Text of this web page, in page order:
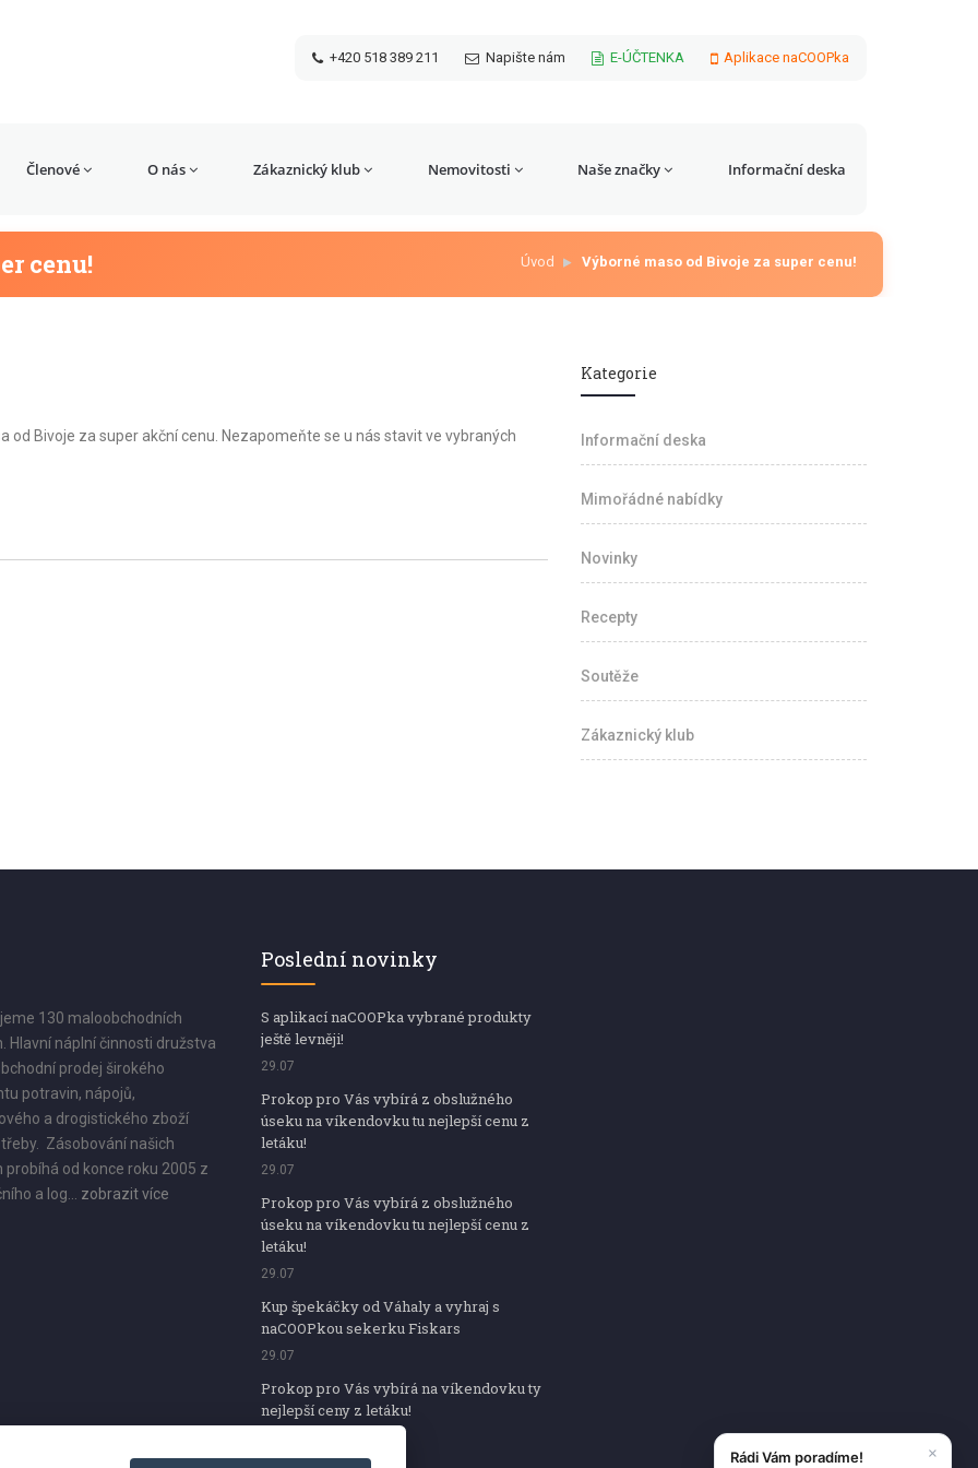
+420 518 389 211 Napište nám E-ÚČTENKA Aplikace naCOOPka
Členové O nás Zákaznický klub Nemovitosti Naše značky Informační deska
cenu! Úvod Výborné maso od Bivoje za super cenu!
od Bivoje za super akční cenu. Nezapomeňte se u nás stavit ve vybraných
Kategorie
Informační deska
Mimořádné nabídky
Novinky
Recepty
Soutěže
Zákaznický klub
130 maloobchodních
Hlavní náplní činnosti družstva
prodej širokého
potravin, nápojů,
a drogistického zboží
Zásobování našich
probíhá od konce roku 2005 z
a log... zobrazit více
Poslední novinky
S aplikací naCOOPka vybrané produkty
ještě levněji!
29.07
Prokop pro Vás vybírá z obslužného
úseku na víkendovku tu nejlepší cenu z
letáku!
29.07
Prokop pro Vás vybírá z obslužného
úseku na víkendovku tu nejlepší cenu z
letáku!
29.07
Kup špekáčky od Váhaly a vyhraj s
naCOOPkou sekerku Fiskars
29.07
Prokop pro Vás vybírá na víkendovku ty
nejlepší ceny z letáku!